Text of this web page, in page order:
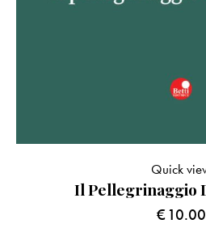
Il Pellegrinaggio
€10.00
Quick